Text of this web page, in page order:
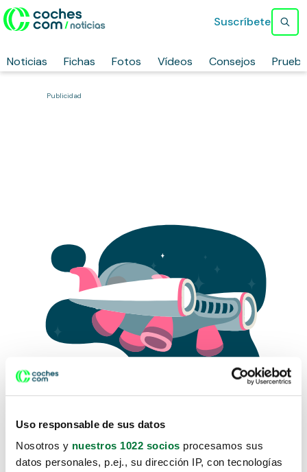
Uso responsable de sus datos
Nosotros y nuestros 1022 socios procesamos sus
datos personales, p.ej., su dirección IP, con tecnologías
Noticias Fichas Fotos Vídeos Consejos
Suscríbete
Publicidad